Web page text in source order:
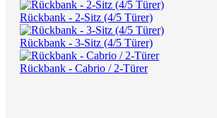
Rückbank - 2-Sitz (4/5 Türer)
Rückbank - 3-Sitz (4/5 Türer)
Rückbank - Cabrio / 2-Türer